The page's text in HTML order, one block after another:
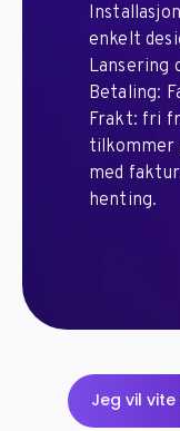
enkelt
Lansering
Betaling:
Frakt: fri
tilkommer
med
henting.
Jeg vil